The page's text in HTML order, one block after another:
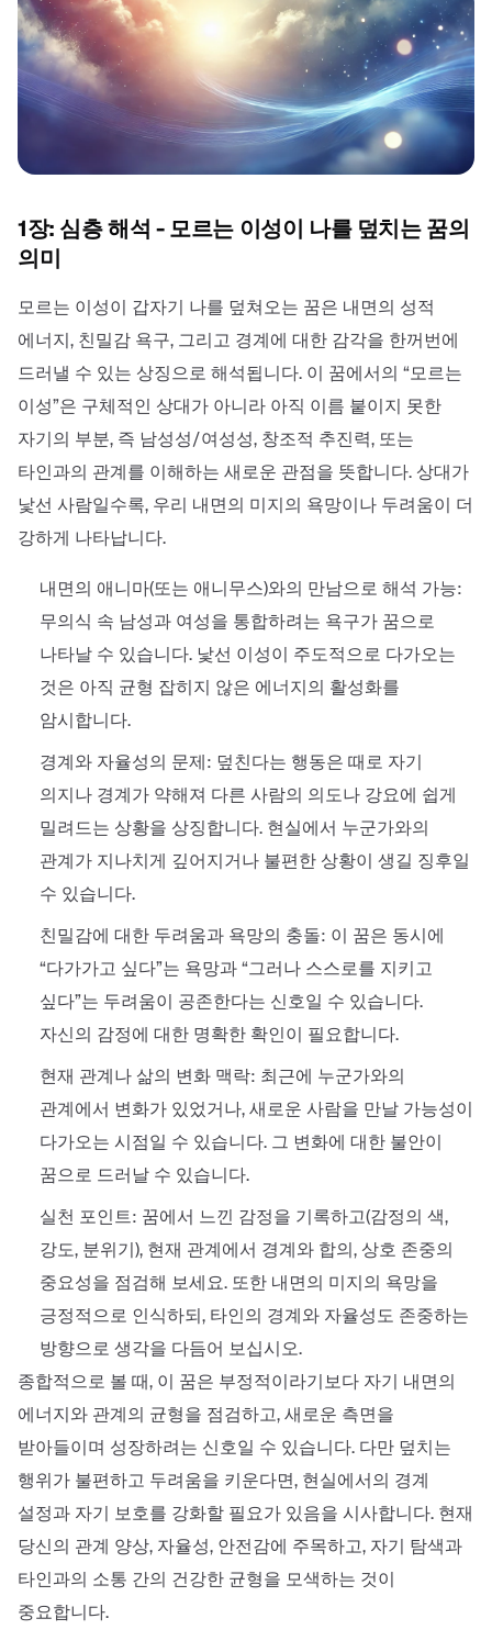
1장: 심층 해석 - 모르는 이성이 나를 덮치는 꿈의
의미
모르는 이성이 갑자기 나를 덮쳐오는 꿈은 내면의 성적
에너지, 친밀감 욕구, 그리고 경계에 대한 감각을 한꺼번에
드러낼 수 있는 상징으로 해석됩니다. 이 꿈에서의 “모르는
이성”은 구체적인 상대가 아니라 아직 이름 붙이지 못한
자기의 부분, 즉 남성성/여성성, 창조적 추진력, 또는
타인과의 관계를 이해하는 새로운 관점을 뜻합니다. 상대가
낯선 사람일수록, 우리 내면의 미지의 욕망이나 두려움이 더
강하게 나타납니다.
내면의 애니마(또는 애니무스)와의 만남으로 해석 가능:
무의식 속 남성과 여성을 통합하려는 욕구가 꿈으로
나타날 수 있습니다. 낯선 이성이 주도적으로 다가오는
것은 아직 균형 잡히지 않은 에너지의 활성화를
암시합니다.
경계와 자율성의 문제: 덮친다는 행동은 때로 자기
의지나 경계가 약해져 다른 사람의 의도나 강요에 쉽게
밀려드는 상황을 상징합니다. 현실에서 누군가와의
관계가 지나치게 깊어지거나 불편한 상황이 생길 징후일
수 있습니다.
친밀감에 대한 두려움과 욕망의 충돌: 이 꿈은 동시에
“다가가고 싶다”는 욕망과 “그러나 스스로를 지키고
싶다”는 두려움이 공존한다는 신호일 수 있습니다.
자신의 감정에 대한 명확한 확인이 필요합니다.
현재 관계나 삶의 변화 맥락: 최근에 누군가와의
관계에서 변화가 있었거나, 새로운 사람을 만날 가능성이
다가오는 시점일 수 있습니다. 그 변화에 대한 불안이
꿈으로 드러날 수 있습니다.
실천 포인트: 꿈에서 느낀 감정을 기록하고(감정의 색,
강도, 분위기), 현재 관계에서 경계와 합의, 상호 존중의
중요성을 점검해 보세요. 또한 내면의 미지의 욕망을
긍정적으로 인식하되, 타인의 경계와 자율성도 존중하는
방향으로 생각을 다듬어 보십시오.
종합적으로 볼 때, 이 꿈은 부정적이라기보다 자기 내면의
에너지와 관계의 균형을 점검하고, 새로운 측면을
받아들이며 성장하려는 신호일 수 있습니다. 다만 덮치는
행위가 불편하고 두려움을 키운다면, 현실에서의 경계
설정과 자기 보호를 강화할 필요가 있음을 시사합니다. 현재
당신의 관계 양상, 자율성, 안전감에 주목하고, 자기 탐색과
타인과의 소통 간의 건강한 균형을 모색하는 것이
중요합니다.